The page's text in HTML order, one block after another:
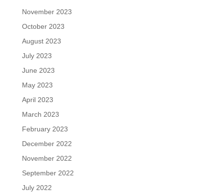
November 2023
October 2023
August 2023
July 2023
June 2023
May 2023
April 2023
March 2023
February 2023
December 2022
November 2022
September 2022
July 2022